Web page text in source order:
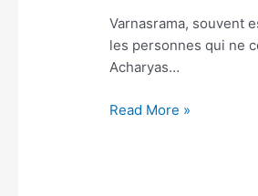
Varnasrama, souvent
les personnes qui ne
Acharyas…
Ou
pour
les
dévots
seulement?
Read More »